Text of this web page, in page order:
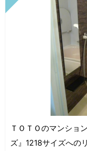
ＴＯＴＯのマンショ
ズ』1218サイズへの